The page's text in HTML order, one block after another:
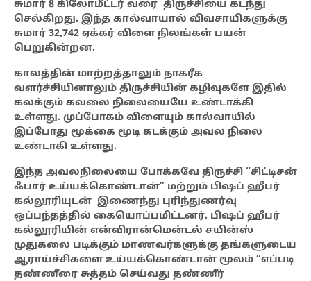
சுமார் 8 கிலோமீட்டர் வரை திருச்சியை கடந்து
செல்கிறது. இந்த கால்வாயால் விவசாயிகளுக்கு
சுமார் 32,742 ஏக்கர் விளை நிலங்கள் பயன்
பெறுகின்றன.
காலத்தின் மாற்றத்தாலும் நாகரீக
வளர்ச்சியினாலும் திருச்சியின் கழிவுகளே இதில்
கலக்கும் கவலை நிலையையே உண்டாக்கி
உள்ளது. முப்போகம் விளையும் கால்வாயில்
இப்போது மூக்கை மூடி கடக்கும் அவல நிலை
உண்டாகி உள்ளது.
இந்த அவலநிலையை போக்கவே திருச்சி “சிட்டிசன்
ஃபார் உய்யக்கொண்டான்” மற்றும் பிஷப் ஹீபர்
கல்லூரியுடன் இணைந்து புரிந்துணர்வு
ஒப்பந்தத்தில் கையொப்பமிட்டனர். பிஷப் ஹீபர்
கல்லூரியின் என்விரான்மென்டல் சயின்ஸ்
முதுகலை படிக்கும் மாணவர்களுக்கு தங்களுடைய
ஆராய்ச்சிகளை உய்யக்கொண்டான் மூலம் “எப்படி
தண்ணீரை சுத்தம் செய்வது தண்ணீர்